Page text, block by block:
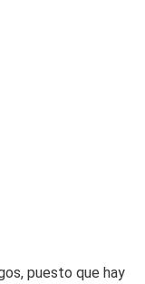
puesto que hay